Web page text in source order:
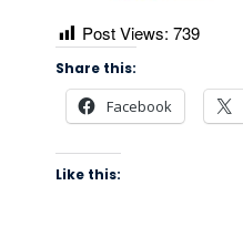
Post Views: 739
Share this:
Facebook
Like this: